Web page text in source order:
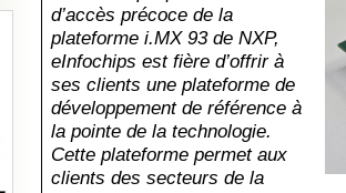
d’accès précoce de la
plateforme i.MX 93 de NXP,
eInfochips est fière d’offrir à
ses clients une plateforme de
développement de référence à
la pointe de la technologie.
Cette plateforme permet aux
clients des secteurs de la